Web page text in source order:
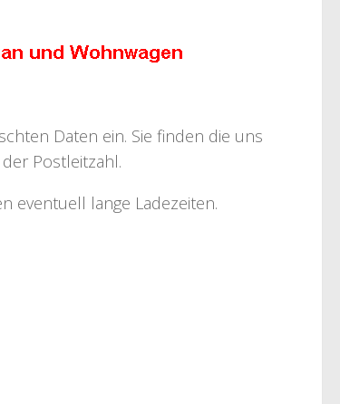
Daten ein. Sie finden die uns
Postleitzahl.
eventuell lange Ladezeiten.